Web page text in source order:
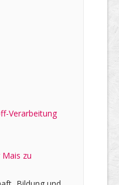
Verarbeitung
zu